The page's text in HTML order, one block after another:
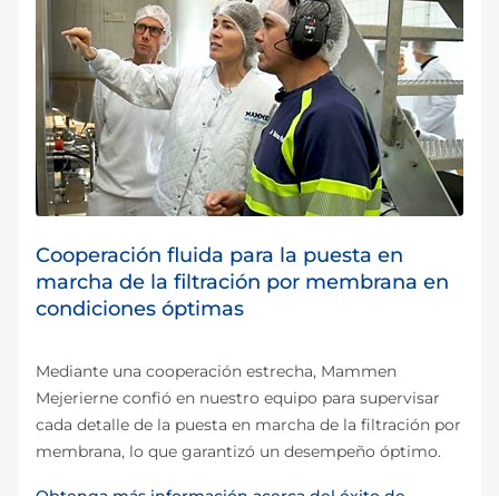
Cooperación fluida para la puesta en
marcha de la filtración por membrana en
condiciones óptimas
Mediante una cooperación estrecha, Mammen
Mejerierne confió en nuestro equipo para supervisar
cada detalle de la puesta en marcha de la filtración por
membrana, lo que garantizó un desempeño óptimo.